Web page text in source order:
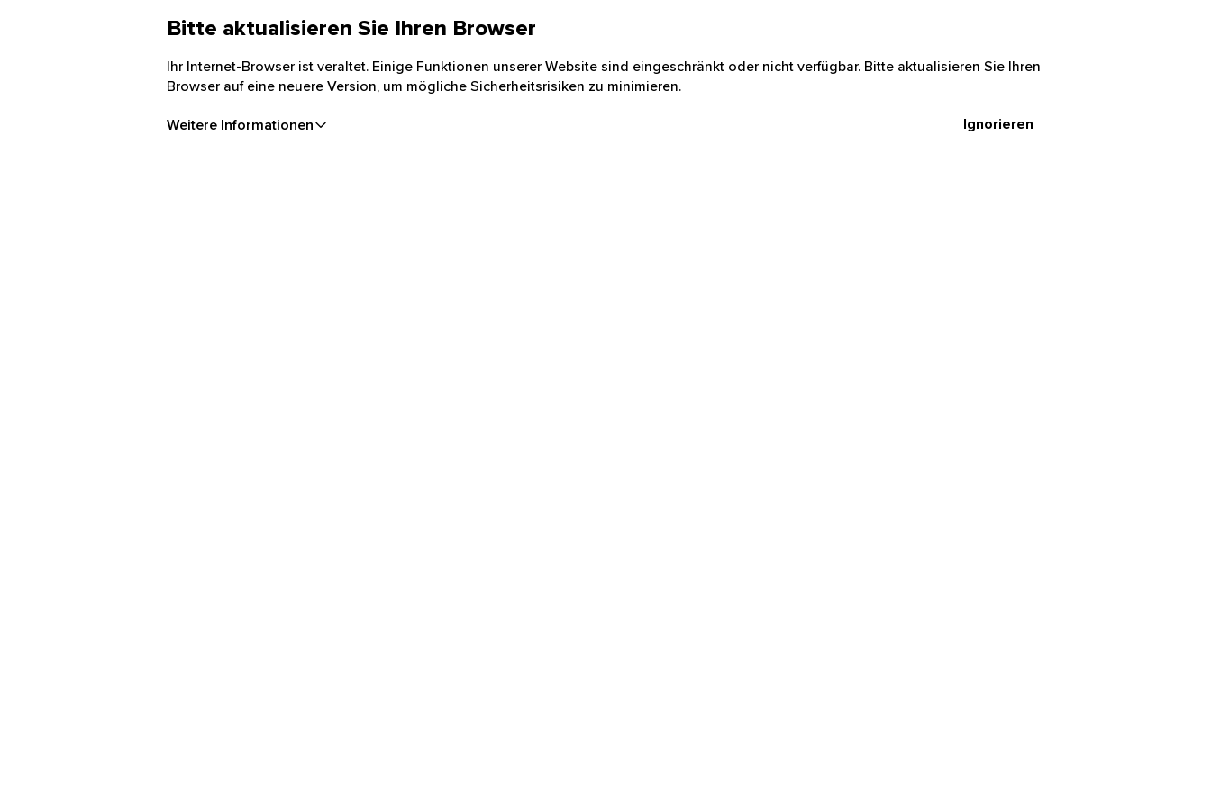
Bitte aktualisieren Sie Ihren Browser
Ihr Internet-Browser ist veraltet. Einige Funktionen unserer Website sind eingeschränkt oder nicht verfügbar. Bitte aktualisieren Sie Ihren
Browser auf eine neuere Version, um mögliche Sicherheitsrisiken zu minimieren.
Weitere Informationen Ignorieren